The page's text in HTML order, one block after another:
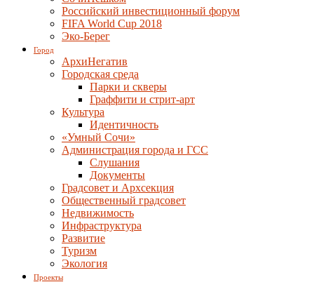
Российский инвестиционный форум
FIFA World Cup 2018
Эко-Берег
Город
АрхиНегатив
Городская среда
Парки и скверы
Граффити и стрит-арт
Культура
Идентичность
«Умный Сочи»
Администрация города и ГСС
Слушания
Документы
Градсовет и Архсекция
Общественный градсовет
Недвижимость
Инфраструктура
Развитие
Туризм
Экология
Проекты